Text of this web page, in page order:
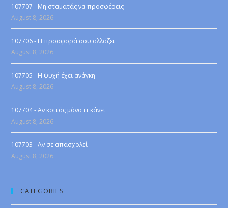
107707 - Μη σταματάς να προσφέρεις
August 8, 2026
107706 - Η προσφορά σου αλλάζει
August 8, 2026
107705 - Η ψυχή έχει ανάγκη
August 8, 2026
107704 - Αν κοιτάς μόνο τι κάνει
August 8, 2026
107703 - Αν σε απασχολεί
August 8, 2026
CATEGORIES